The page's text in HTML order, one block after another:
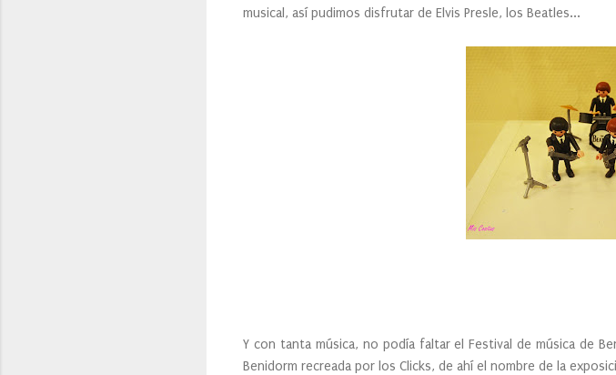
musical, así pudimos disfrutar de Elvis Presle, los Beatles...
Y con tanta música, no podía faltar el Festival de música de
Benidorm recreada por los Clicks, de ahí el nombre de la